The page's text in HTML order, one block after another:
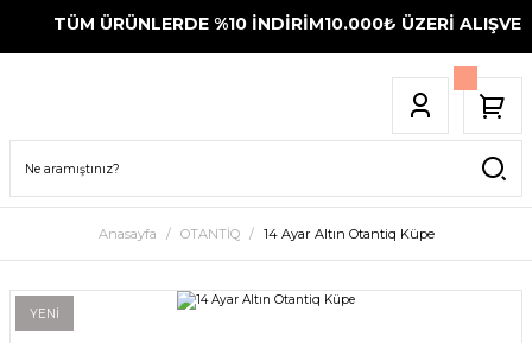
TÜM ÜRÜNLERDE %10 İNDİRİM10.000₺ ÜZERİ
Anasayfa OTANTİQ 14 Ayar Altın Otantiq Küpe
YENİ